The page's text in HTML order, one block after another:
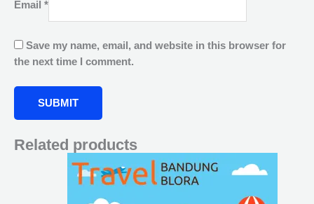
Email *
Save my name, email, and website in this browser for
the next time I comment.
Related products